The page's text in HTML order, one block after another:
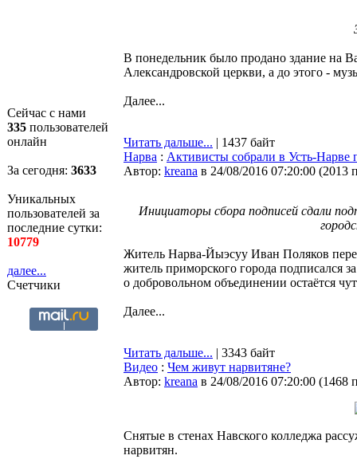
Сейчас с нами
335 пользователей
онлайн
За сегодня: 3633
Уникальных
пользователей за
последние сутки:
10779
далее...
Счетчики
В понедельник было продано здание на
Александровской церкви, а до этого -
Далее...
Читать дальше... | 1437 байт
Нарва : Активисты собрали в Усть-Нарве
Автор: kreana в 24/08/2016 07:20:00 (2013
Инициаторы сбора подписей сдали
Житель Нарва-Йыэсуу Иван Поляков
житель приморского города подписался
о добровольном объединении остаётся
Далее...
Читать дальше... | 3343 байт
Видео : Чем живут нарвитяне?
Автор: kreana в 24/08/2016 07:20:00 (1468
Снятые в стенах Навского колледжа
нарвитян.